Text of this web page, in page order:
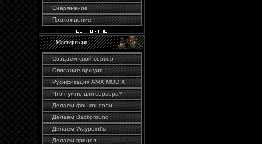
Снаряжение
Прохождение
Мастерская
Создаем свой сервер
Описание оржуия
Русификация AMX MOD X
Что нужно для сервера?
Делаем фон консоли
Делаем Background
Делаем Waypoint'ы
Делаем прицел